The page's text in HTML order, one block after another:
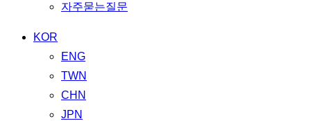
자주묻는질문
KOR
ENG
TWN
CHN
JPN